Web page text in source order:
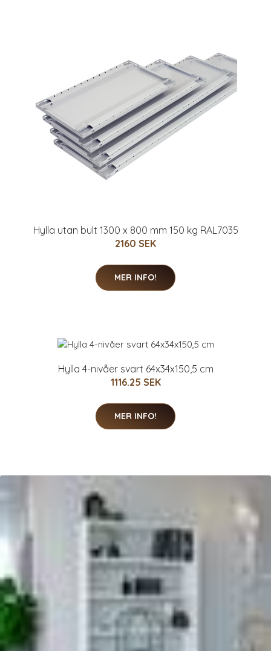
Hylla utan bult 1300 x 800 mm 150 kg RAL7035
2160 SEK
MER INFO!
Hylla 4-nivåer svart 64x34x150,5 cm
1116.25 SEK
MER INFO!